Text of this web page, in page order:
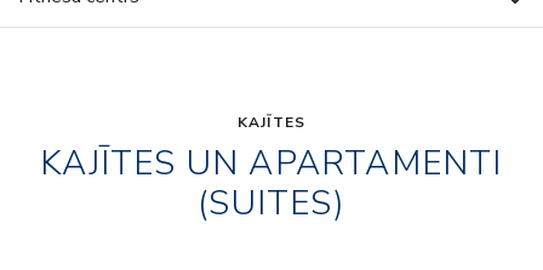
KAJĪTES
KAJĪTES UN APARTAMENTI
(SUITES)